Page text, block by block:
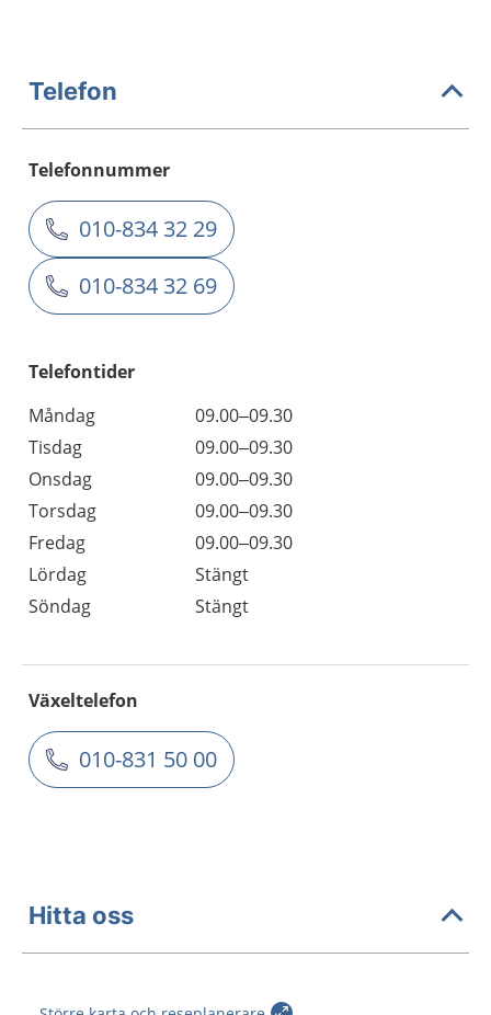
Telefon
Telefonnummer
010-834 32 29
010-834 32 69
Telefontider
Måndag
09.00–09.30
Tisdag
09.00–09.30
Onsdag
09.00–09.30
Torsdag
09.00–09.30
Fredag
09.00–09.30
Lördag
Stängt
Söndag
Stängt
Växeltelefon
010-831 50 00
Hitta oss